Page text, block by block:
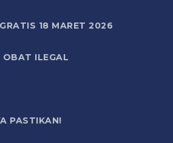
18 MARET 2026
OBAT ILEGAL
PASTIKAN!